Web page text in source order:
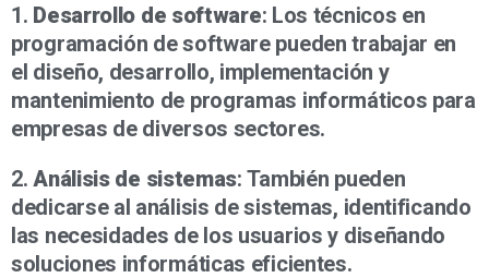
1. Desarrollo de software: Los técnicos en
programación de software pueden trabajar en
el diseño, desarrollo, implementación y
mantenimiento de programas informáticos para
empresas de diversos sectores.
2. Análisis de sistemas: También pueden
dedicarse al análisis de sistemas, identificando
las necesidades de los usuarios y diseñando
soluciones informáticas eficientes.